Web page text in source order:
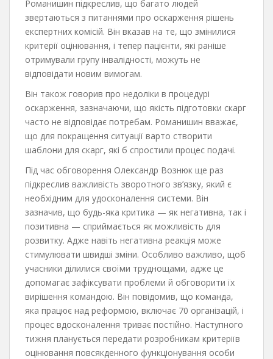
Романишин підкреслив, що багато людей
звертаються з питаннями про оскарження рішень
експертних комісій. Він вказав на те, що змінилися
критерії оцінювання, і тепер пацієнти, які раніше
отримували групу інвалідності, можуть не
відповідати новим вимогам.
Він також говорив про недоліки в процедурі
оскарження, зазначаючи, що якість підготовки скарг
часто не відповідає потребам. Романишин вважає,
що для покращення ситуації варто створити
шаблони для скарг, які б спростили процес подачі.
Під час обговорення Олександр Вознюк ще раз
підкреслив важливість зворотного зв’язку, який є
необхідним для удосконалення системи. Він
зазначив, що будь-яка критика — як негативна, так і
позитивна — сприймається як можливість для
розвитку. Адже навіть негативна реакція може
стимулювати швидші зміни. Особливо важливо, щоб
учасники ділилися своїми труднощами, адже це
допомагає зафіксувати проблеми й обговорити їх
вирішення командою. Він повідомив, що команда,
яка працює над реформою, включає 70 організацій, і
процес вдосконалення триває постійно. Наступного
тижня планується передати розробникам критеріїв
оцінювання повсякденного функціонування особи